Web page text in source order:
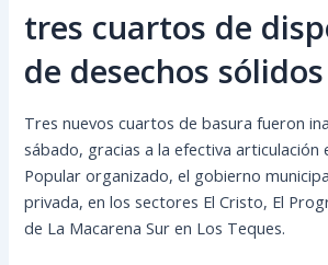
tres cuartos de
de desechos sólidos
Tres nuevos cuartos de basura fueron
sábado, gracias a la efectiva articulación
Popular organizado, el gobierno
privada, en los sectores El Cristo, El
de La Macarena Sur en Los Teques.